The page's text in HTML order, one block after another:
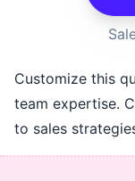
Customize this
team expertise.
to sales